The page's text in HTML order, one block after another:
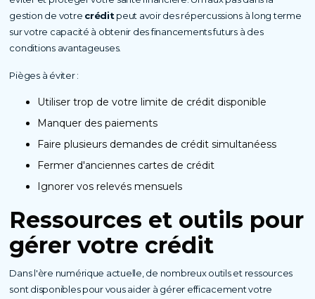
gestion de votre créditpeut avoir des répercussions à long terme
sur votre capacité à obtenir des financements futurs à des
conditions avantageuses.
Pièges à éviter :
Utiliser trop de votre limite de crédit disponible
Manquer des paiements
Faire plusieurs demandes de crédit simultanéess
Fermer d'anciennes cartes de crédit
Ignorer vos relevés mensuels
Ressources et outils pour
gérer votre crédit
Dans l'ère numérique actuelle, de nombreux outils et ressources
sont disponibles pour vous aider à gérer efficacement votre